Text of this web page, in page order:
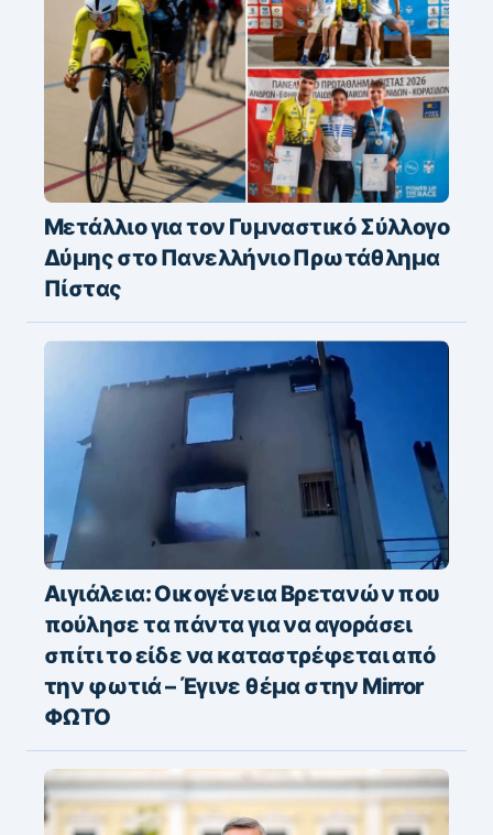
Μετάλλιο για τον Γυμναστικό Σύλλογο
Δύμης στο Πανελλήνιο Πρωτάθλημα
Πίστας
Αιγιάλεια: Οικογένεια Βρετανών που
πούλησε τα πάντα για να αγοράσει
σπίτι το είδε να καταστρέφεται από
την φωτιά – Έγινε θέμα στην Mirror
ΦΩΤΟ